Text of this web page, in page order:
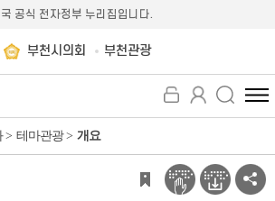
공식 전자정부 누리집입니다.
부천시의회 부천관광
전
체
뉴
보
기
> 테마관광 > 개요